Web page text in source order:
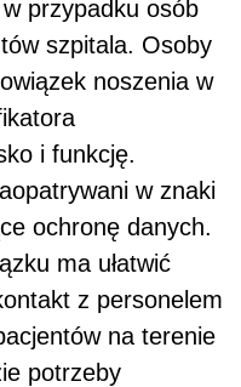
przypadku osób
szpitala. Osoby
noszenia w
i funkcję.
w znaki
ochronę danych.
ma ułatwić
z personelem
na terenie
potrzeby